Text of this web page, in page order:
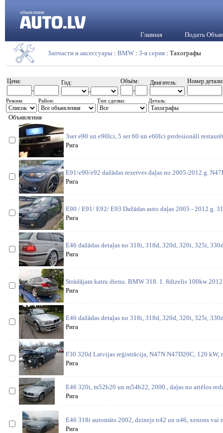
объявления
Главная Подать
Запчасти и аксессуары : BMW : 3-я серия : Тахографы
Цена:
-
Год:
-
Объём:
-
Двигатель: Номер детали:
Режим: Район: Тип сделки: Деталь:
Объявления
3ser e90 un e90lci, 5 ser 60 un e60lci profesionāli
Рига
E91/e90/e92 dažādas rezerves daļas no 2005-2012.g.
Рига
E90 / E91/ E92/ E93 Dažādas auto daļas 2005 - 2012.g.
Рига
E46 dažādas detaļas no 318i, 318d, 320d, 320i, 325i,
Рига
Strādājam katru dienu. BMW 318. 1. 8dizelis 100kw
Рига
E46 dažādas detaļas no 318i, 318d, 320d, 320i, 325i,
Рига
F30 320d Latvijas reģistrācija, N47N N47D20C, 120 kW,
Рига
E46 320i, m52b20 un m54b22, 2000., daļas no attēlos
Рига
E46 318i automāts 2002, dzinejs n42 un n46, xenons vai
Рига